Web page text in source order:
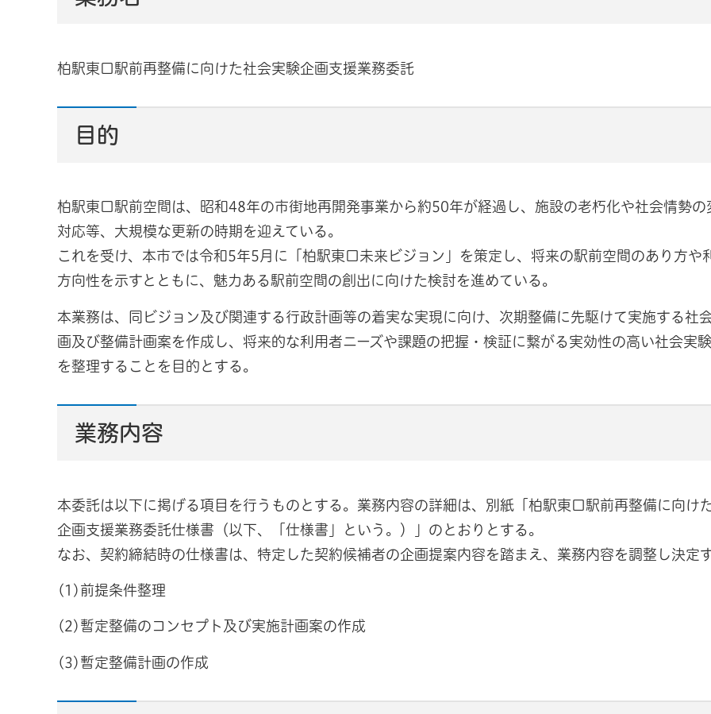
柏駅東口駅前再整備に向けた社会実験企画支援業務委託
目的
柏駅東口駅前空間は、昭和48年の市街地再開発事業から約50年が経過し、施設の老朽化や社会情勢の
対応等、大規模な更新の時期を迎えている。
これを受け、本市では令和5年5月に「柏駅東口未来ビジョン」を策定し、将来の駅前空間のあり方や
方向性を示すとともに、魅力ある駅前空間の創出に向けた検討を進めている。
本業務は、同ビジョン及び関連する行政計画等の着実な実現に向け、次期整備に先駆けて実施する社
画及び整備計画案を作成し、将来的な利用者ニーズや課題の把握・検証に繋がる実効性の高い社会実
を整理することを目的とする。
業務内容
本委託は以下に掲げる項目を行うものとする。業務内容の詳細は、別紙「柏駅東口駅前再整備に向け
企画支援業務委託仕様書（以下、「仕様書」という。）」のとおりとする。
なお、契約締結時の仕様書は、特定した契約候補者の企画提案内容を踏まえ、業務内容を調整し決定す
(1)前提条件整理
(2)暫定整備のコンセプト及び実施計画案の作成
(3)暫定整備計画の作成